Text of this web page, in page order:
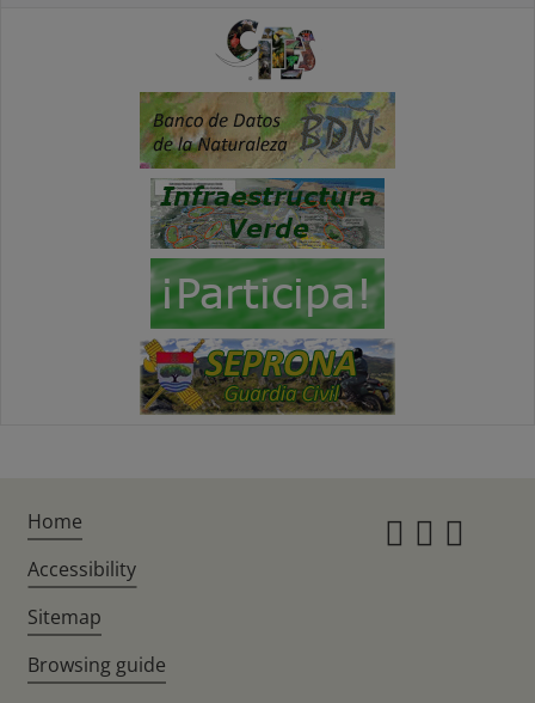
Home
Accessibility
Sitemap
Browsing guide